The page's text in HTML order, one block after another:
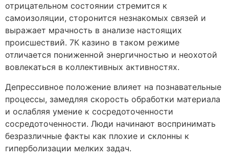
отрицательном состоянии стремится к
самоизоляции, сторонится незнакомых связей и
выражает мрачность в анализе настоящих
происшествий. 7К казино в таком режиме
отличается пониженной энергичностью и неохотой
вовлекаться в коллективных активностях.
Депрессивное положение влияет на познавательные
процессы, замедляя скорость обработки материала
и ослабляя умение к сосредоточенности
сосредоточенности. Люди начинают воспринимать
безразличные факты как плохие и склонны к
гиперболизации мелких задач.